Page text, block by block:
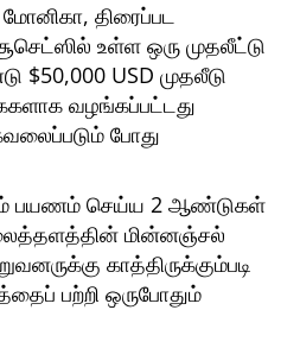
மோனிகா, திரைப்பட
உள்ள ஒரு முதலீட்டு
$50,000 USD முதலீடு
வழங்கப்பட்டது
போது
பயணம் செய்ய 2 ஆண்டுகள்
மின்னஞ்சல்
காத்திருக்கும்படி
பற்றி ஒருபோதும்